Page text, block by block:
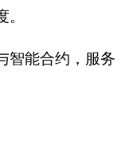
智能合约，服务